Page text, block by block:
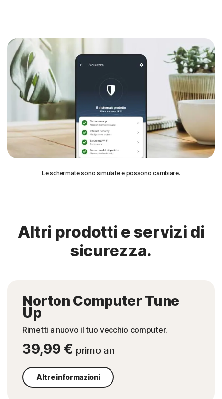
Le schermate sono simulate e possono cambiare.
Altri prodotti e servizi di
sicurezza.
Norton Computer Tune
Up
Rimetti a nuovo il tuo vecchio computer.
39,99 € primo an
Altre informazioni